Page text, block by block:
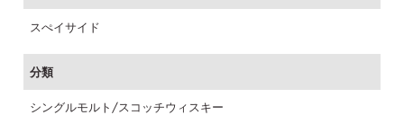
スぺイサイド
分類
シングルモルト/スコッチウィスキー